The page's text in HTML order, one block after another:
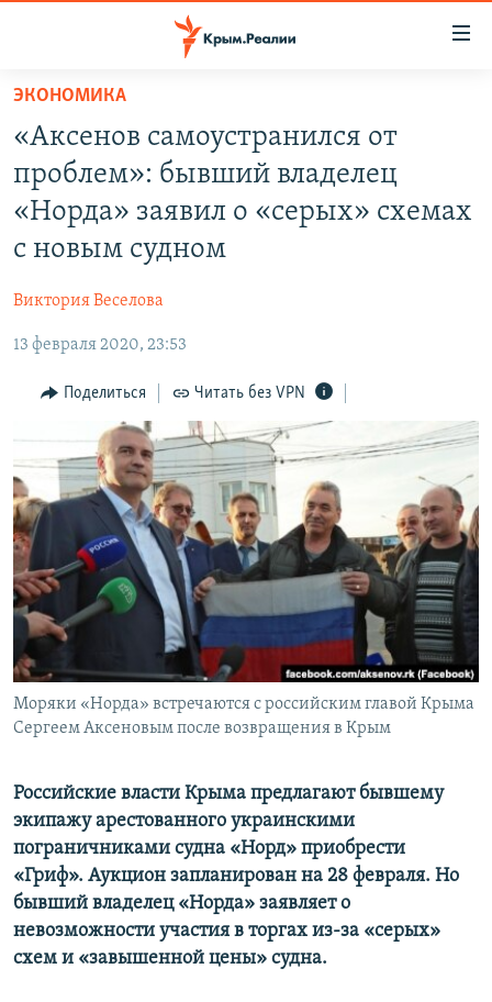
Вернуться
основному
содержанию
Вернутся
главной
Вернутся
СПЕЦПРОЕКТЫ
ГРУЗ 200
ВОДА
ИНТЕРАКТИВ
ИНФОГРАФИКА
ТЕЛЕПРОЕКТ КРЫМ.РЕАЛИИ
СОВЕТЫ ПРАВОЗАЩИТНИКОВ
ПРОПАВШИЕ БЕЗ ВЕСТИ
ПОБЕДИТЕЛЕЙ НЕ СУДЯТ?
КРЫМ.НЕПОКОРЕННЫЙ
ELIFBE
УКРАИНСКАЯ ПРОБЛЕМА КРЫМА
РАДІО СВОБОДА
КАК ОБОЙТИ БЛОКИРОВКУ
Qırımtatar
ПРИСОЕДИНЯЙТЕСЬ!
Все сайты RFE/RL
ЭКОНОМИКА
«Аксенов самоустранился от
проблем»: бывший владелец
«Норда» заявил о «серых» схемах
с новым судном
Виктория Веселова
13 февраля 2020, 23:53
Поделиться Читать без VPN
Моряки «Норда» встречаются с российским главой Крыма
Сергеем Аксеновым после возвращения в Крым
Российские власти Крыма предлагают бывшему
экипажу арестованного украинскими
пограничниками судна «Норд» приобрести
«Гриф». Аукцион запланирован на 28 февраля. Но
бывший владелец «Норда» заявляет о
невозможности участия в торгах из-за «серых»
схем и «завышенной цены» судна.